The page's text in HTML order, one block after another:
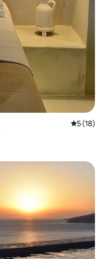
レビュー
5 (18)